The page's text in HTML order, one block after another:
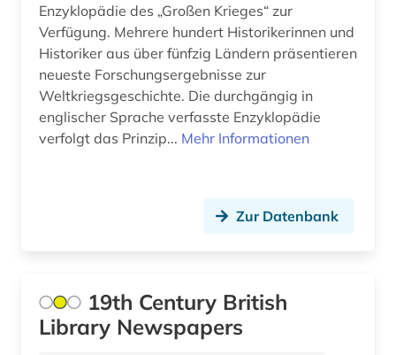
begräbnis (1)
begräbnisstätte (1)
behinderung (2)
behringwerke (1)
belzyze (1)
Enzyklopädie des „Großen Krieges“ zur
Verfügung. Mehrere hundert Historikerinnen und
Historiker aus über fünfzig Ländern präsentieren
neueste Forschungsergebnisse zur
Weltkriegsgeschichte. Die durchgängig in
englischer Sprache verfasste Enzyklopädie
verfolgt das Prinzip... Mehr Informationen
Zur Datenbank
19th Century British
Library Newspapers